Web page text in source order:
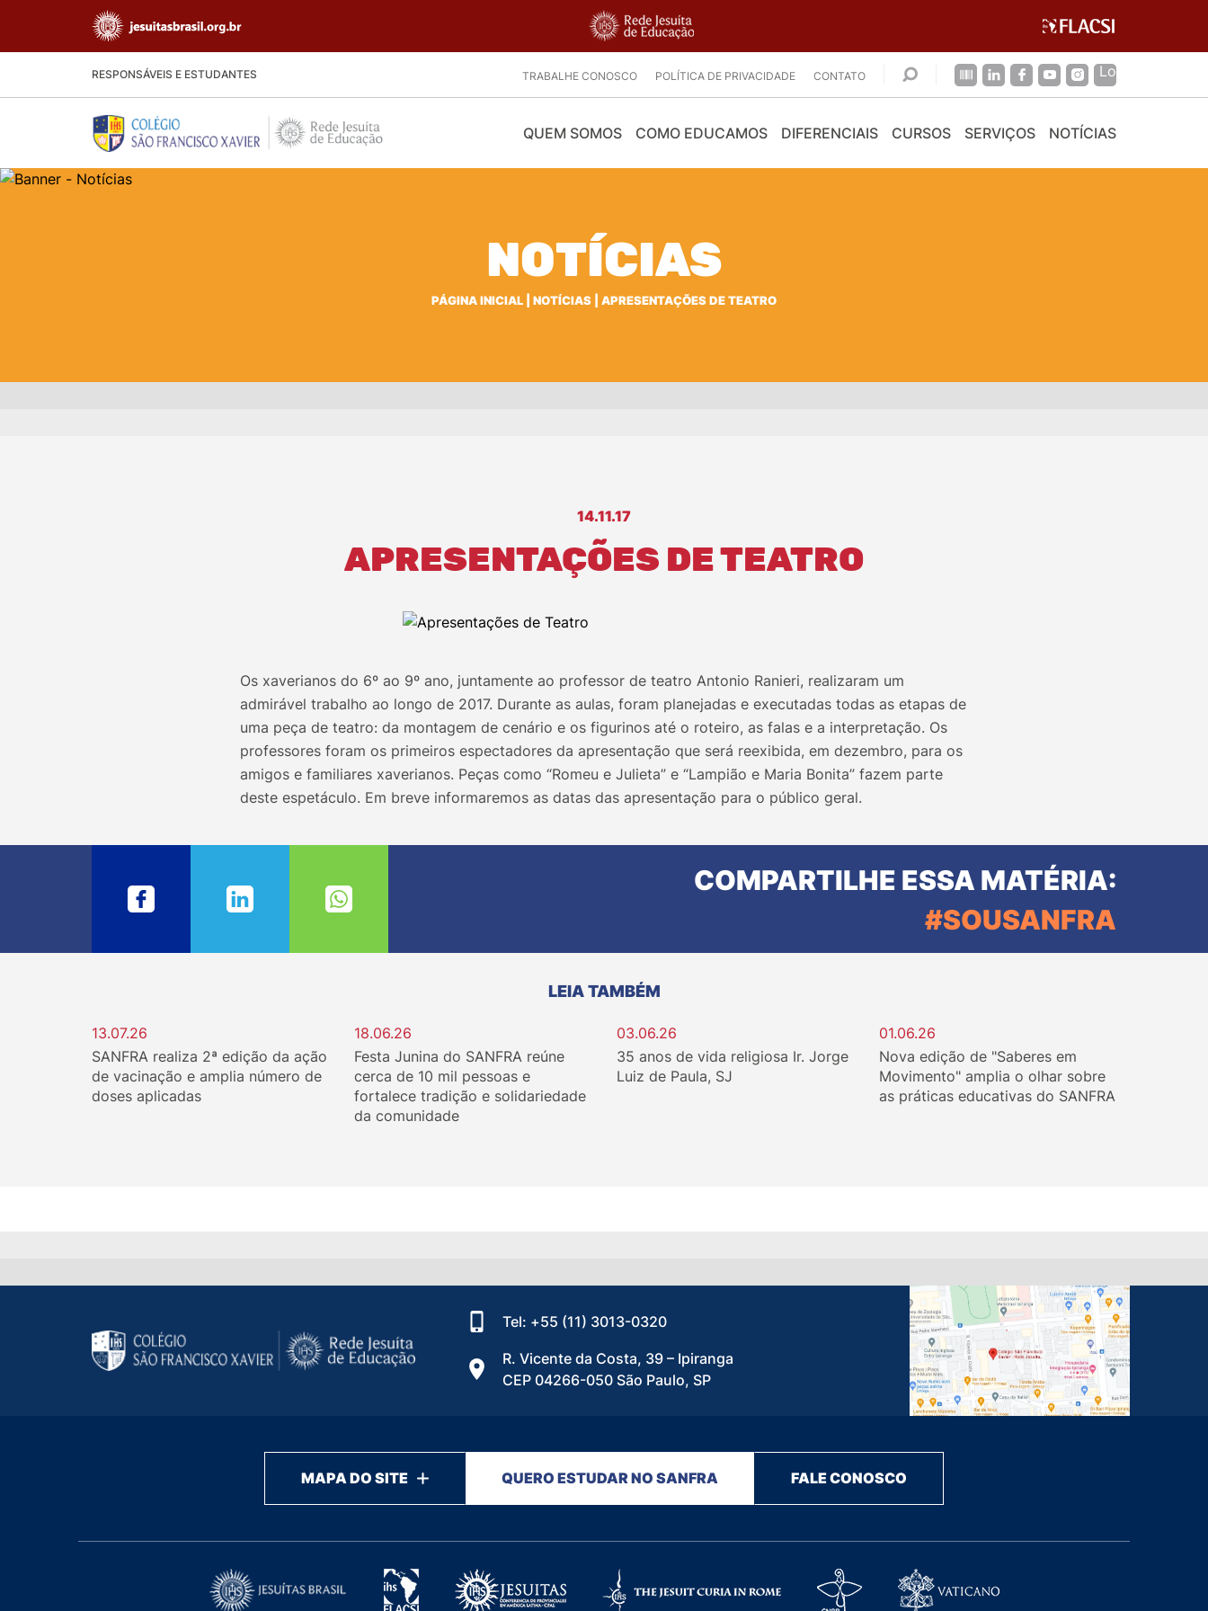
RESPONSÁVEIS E ESTUDANTES TRABALHE CONOSCO POLÍTICA DE PRIVACIDADE CONTATO
QUEM SOMOS COMO EDUCAMOS DIFERENCIAIS CURSOS SERVIÇOS NOTÍCIAS
NOTÍCIAS
PÁGINA INICIAL NOTÍCIAS APRESENTAÇÕES DE TEATRO
14.11.17
APRESENTAÇÕES DE TEATRO
Os xaverianos do 6º ao 9º ano, juntamente ao professor de teatro Antonio Ranieri, realizaram um
admirável trabalho ao longo de 2017. Durante as aulas, foram planejadas e executadas todas as etapas de
uma peça de teatro: da montagem de cenário e os figurinos até o roteiro, as falas e a interpretação. Os
professores foram os primeiros espectadores da apresentação que será reexibida, em dezembro, para os
amigos e familiares xaverianos. Peças como “Romeu e Julieta” e “Lampião e Maria Bonita” fazem parte
deste espetáculo. Em breve informaremos as datas das apresentação para o público geral.
COMPARTILHE ESSA MATÉRIA:
#SOUSANFRA
LEIA TAMBÉM
13.07.26
SANFRA realiza 2ª edição da ação
de vacinação e amplia número de
doses aplicadas
18.06.26
Festa Junina do SANFRA reúne
cerca de 10 mil pessoas e
fortalece tradição e solidariedade
da comunidade
03.06.26
35 anos de vida religiosa Ir. Jorge
Luiz de Paula, SJ
01.06.26
Nova edição de "Saberes em
Movimento" amplia o olhar sobre
as práticas educativas do SANFRA
Tel: +55 (11) 3013-0320
R. Vicente da Costa, 39 – Ipiranga
CEP 04266-050 São Paulo, SP
MAPA DO SITE QUERO ESTUDAR NO SANFRA FALE CONOSCO